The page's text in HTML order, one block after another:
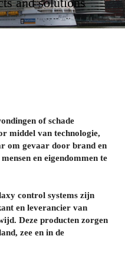
of schade
middel van technologie,
om gevaar door brand en
en eigendommen te
control systems zijn
en leverancier van
Deze producten zorgen
zee en in de